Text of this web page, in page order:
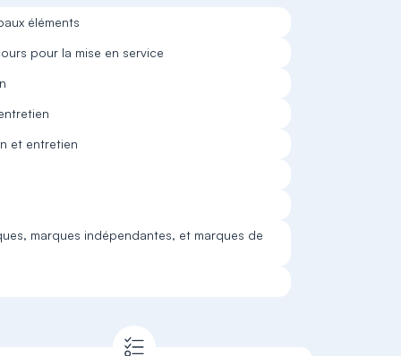
éléments
pour la mise en service
et entretien
marques indépendantes, et marques de